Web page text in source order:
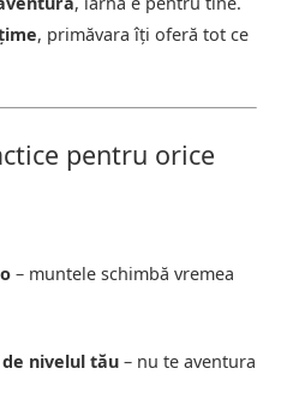
, primăvara îți oferă tot ce
pentru orice
– muntele schimbă vremea
nivelul tău – nu te aventura